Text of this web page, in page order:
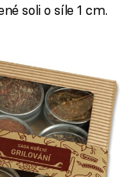
soli o síle 1 cm.